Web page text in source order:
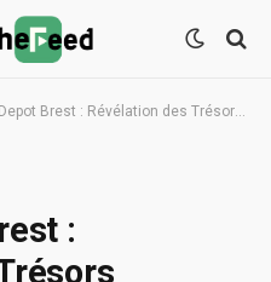
Brest : Révélation des Trésors Technologiques
: